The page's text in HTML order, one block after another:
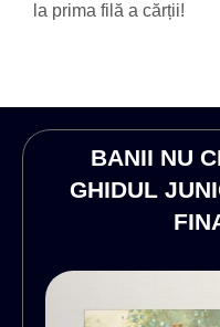
la prima filă a cărții!
BANII NU
GHIDUL